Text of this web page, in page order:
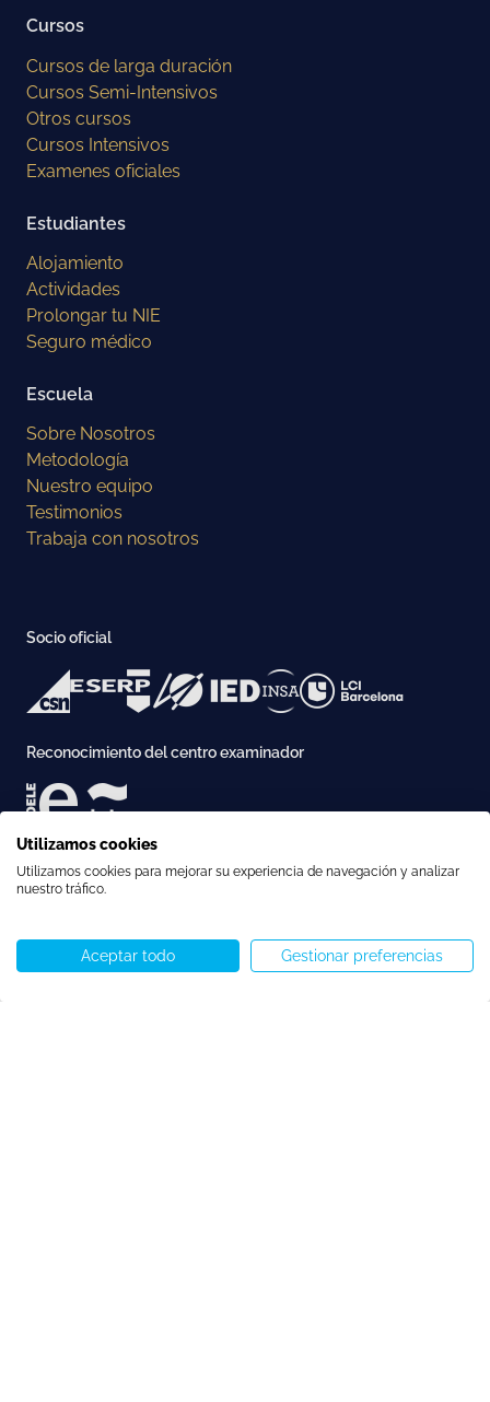
Comenzar chat Llámenos WhatsApp Menú
Curso de preparación para el
DELE
desde€586
curso
Cursos
Cursos de larga duración
Cursos Semi-Intensivos
Otros cursos
Cursos Intensivos
Examenes oficiales
Estudiantes
Alojamiento
Actividades
Prolongar tu NIE
Seguro médico
Escuela
Sobre Nosotros
Metodología
Nuestro equipo
Testimonios
Trabaja con nosotros
Socio oficial
Reconocimiento del centro examinador
Acreditación
Utilizamos cookies
Utilizamos cookies para mejorar su experiencia de navegación y analizar
nuestro tráfico.
Aceptar todo Gestionar preferencias